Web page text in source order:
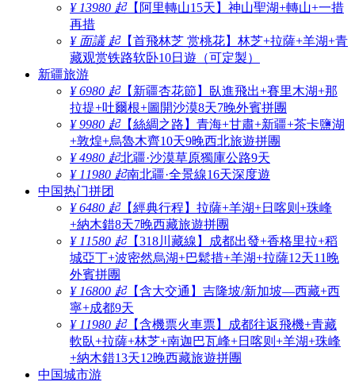
¥ 13980 起【阿里轉山15天】神山聖湖+轉山+一措
再措
¥ 面議 起【首飛林芝 赏桃花】林芝+拉薩+羊湖+青
藏观赏铁路软卧10日遊（可定製）
新疆旅游
¥ 6980 起【新疆杏花節】臥進飛出+賽里木湖+那
拉提+吐爾根+圖開沙漠8天7晚外賓拼團
¥ 9980 起【絲綢之路】青海+甘肅+新疆+茶卡鹽湖
+敦煌+烏魯木齊10天9晚西北旅遊拼團
¥ 4980 起北疆·沙漠草原獨庫公路9天
¥ 11980 起南北疆·全景線16天深度遊
中国热门拼团
¥ 6480 起【經典行程】拉薩+羊湖+日喀则+珠峰
+納木錯8天7晚西藏旅遊拼團
¥ 11580 起【318川藏線】成都出發+香格里拉+稻
城亞丁+波密然烏湖+巴鬆措+羊湖+拉薩12天11晚
外賓拼團
¥ 16800 起【含大交通】吉隆坡/新加坡—西藏+西
寧+成都9天
¥ 11980 起【含機票火車票】成都往返飛機+青藏
軟臥+拉薩+林芝+南迦巴瓦峰+日喀则+羊湖+珠峰
+納木錯13天12晚西藏旅遊拼團
中国城市游